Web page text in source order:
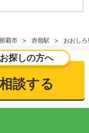
那覇市 赤嶺駅 おおし
探しの方へ
談する